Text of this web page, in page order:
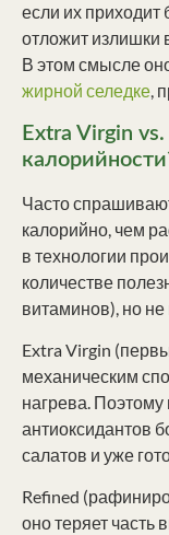
если их приходит
отложит излишки
В этом смысле
жирной селедке,
Extra Virgin
Часто
калорийно, чем
в технологии
количестве
витаминов), но не
Extra Virgin
механическим
нагрева. Поэтому
антиоксидантов
салатов и уже
Refined
оно теряет часть